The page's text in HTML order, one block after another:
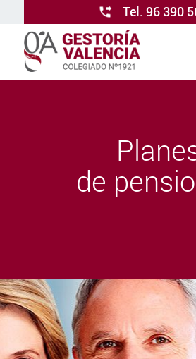
Tel. 96 390
de